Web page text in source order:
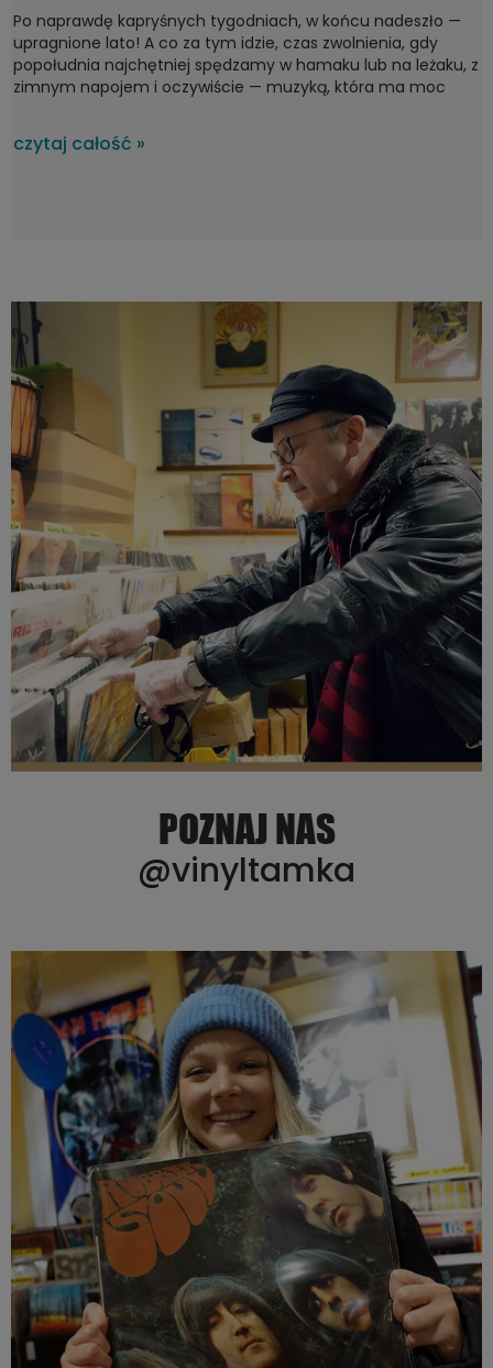
Po naprawdę kapryśnych tygodniach, w końcu nadeszło —
upragnione lato! A co za tym idzie, czas zwolnienia, gdy
popołudnia najchętniej spędzamy w hamaku lub na leżaku, z
zimnym napojem i oczywiście — muzyką, która ma moc
lepszego wyboru niż soul i funk — gatunki stworzone do
ciepłych wieczorów. Dziś proponujemy płyty, które dają
czytaj całość »
POZNAJ NAS
@vinyltamka